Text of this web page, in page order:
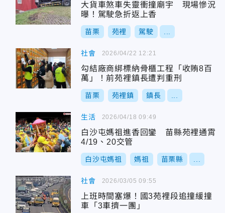
大貨車煞車失靈衝撞廟宇 現場慘況
曝！駕駛急折返上香
苗栗 苑裡 駕駛
社會
勾結廠商綁標納骨櫃工程「收賄8百
萬」！前苑裡鎮長遭判重刑
苗栗 苑裡鎮 鎮長
2026/04/22 12:21
生活
白沙屯媽祖進香回鑾 苗縣苑裡通霄
4/19、20交管
白沙屯媽祖 媽祖 苗栗縣
2026/04/18 09:49
社會
上班時間塞爆！國3苑裡段追撞緩撞
車「3車擠一團」
2026/03/05 09:55